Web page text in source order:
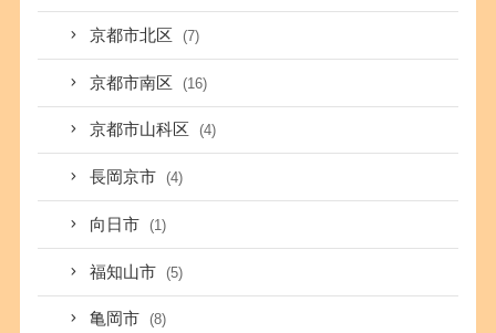
京都市北区 (7)
京都市南区 (16)
京都市山科区 (4)
長岡京市 (4)
向日市 (1)
福知山市 (5)
亀岡市 (8)